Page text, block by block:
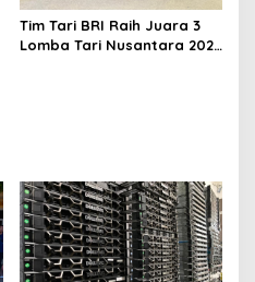
Tim Tari BRI Raih Juara 3
Lomba Tari Nusantara 2026